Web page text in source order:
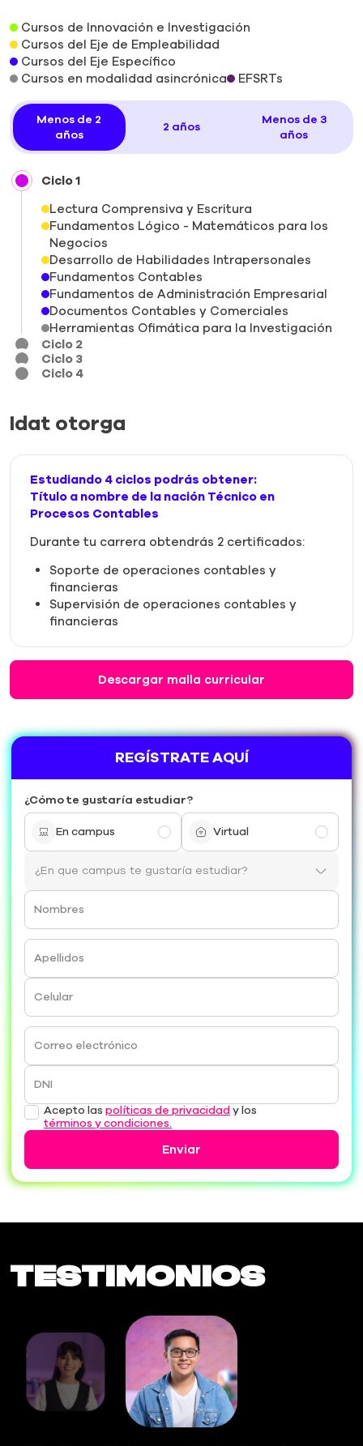
Cursos de Innovación e Investigación
Cursos del Eje de Empleabilidad
Cursos del Eje Específico
Cursos en modalidad asincrónica
EFSRTs
Menos de 2
años
2 años
Menos de 3
años
Ciclo 1
Lectura Comprensiva y Escritura
Fundamentos Lógico - Matemáticos para los
Negocios
Desarrollo de Habilidades Intrapersonales
Fundamentos Contables
Fundamentos de Administración Empresarial
Documentos Contables y Comerciales
Herramientas Ofimática para la Investigación
Ciclo 2
Ciclo 3
Ciclo 4
Idat otorga
Estudiando 4 ciclos podrás obtener:
Título a nombre de la nación Técnico en
Procesos Contables
Durante tu carrera obtendrás 2 certificados:
Soporte de operaciones contables y
financieras
Supervisión de operaciones contables y
financieras
Descargar malla curricular
REGÍSTRATE AQUÍ
¿Cómo te gustaría estudiar?
En campus Virtual
Nombres
Apellidos
Celular
Correo electrónico
DNI
Acepto las políticas de privacidady los
términos y condiciones.
Enviar
Testimonios